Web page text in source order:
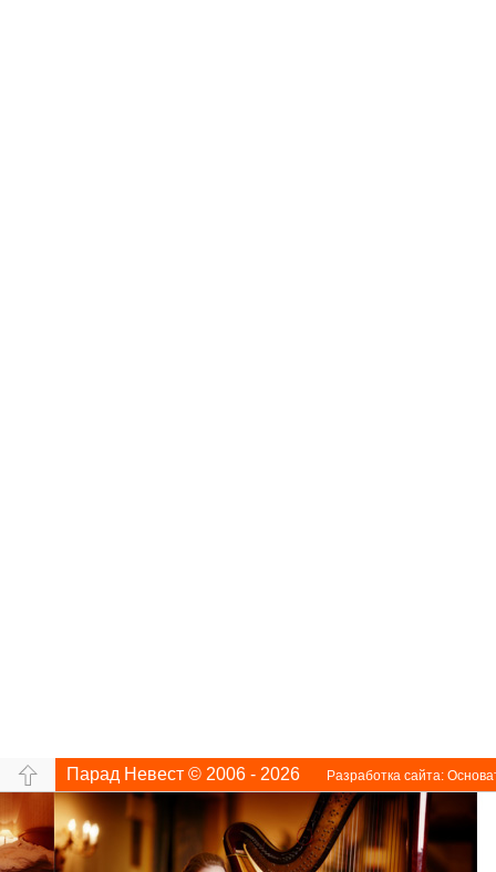
Парад Невест © 2006 - 2026 Разработка сайта: